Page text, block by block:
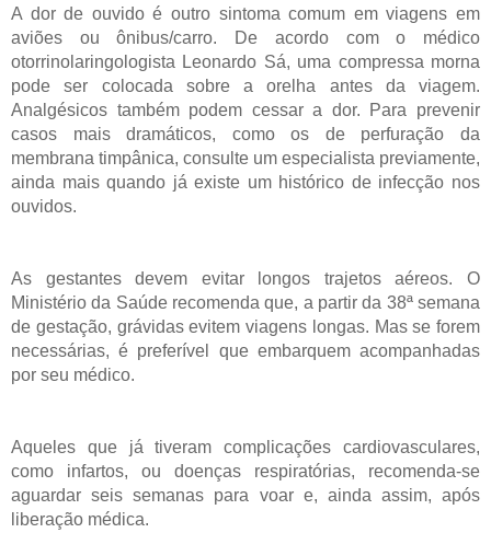
A dor de ouvido é outro sintoma comum em viagens em
aviões ou ônibus/carro. De acordo com o médico
otorrinolaringologista Leonardo Sá, uma compressa morna
pode ser colocada sobre a orelha antes da viagem.
Analgésicos também podem cessar a dor. Para prevenir
casos mais dramáticos, como os de perfuração da
membrana timpânica, consulte um especialista previamente,
ainda mais quando já existe um histórico de infecção nos
ouvidos.
As gestantes devem evitar longos trajetos aéreos. O
Ministério da Saúde recomenda que, a partir da 38ª semana
de gestação, grávidas evitem viagens longas. Mas se forem
necessárias, é preferível que embarquem acompanhadas
por seu médico.
Aqueles que já tiveram complicações cardiovasculares,
como infartos, ou doenças respiratórias, recomenda-se
aguardar seis semanas para voar e, ainda assim, após
liberação médica.